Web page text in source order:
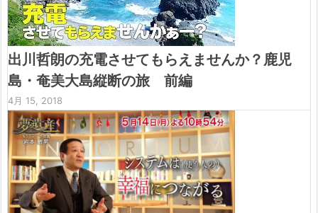
出川哲朗の充電させてもらえませんか？鹿児
島・奄美大島縦断の旅 前編
4月 15, 2018